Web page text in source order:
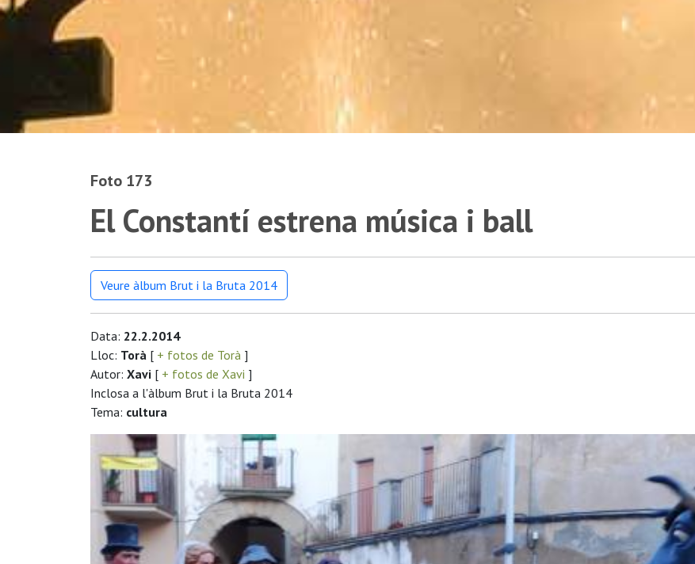
Foto 173
El Constantí estrena música i ball
Veure àlbum Brut i la Bruta 2014
Data: 22.2.2014
Lloc: Torà [ + fotos de Torà ]
Autor: Xavi [ + fotos de Xavi ]
Inclosa a l'àlbum Brut i la Bruta 2014
Tema: cultura